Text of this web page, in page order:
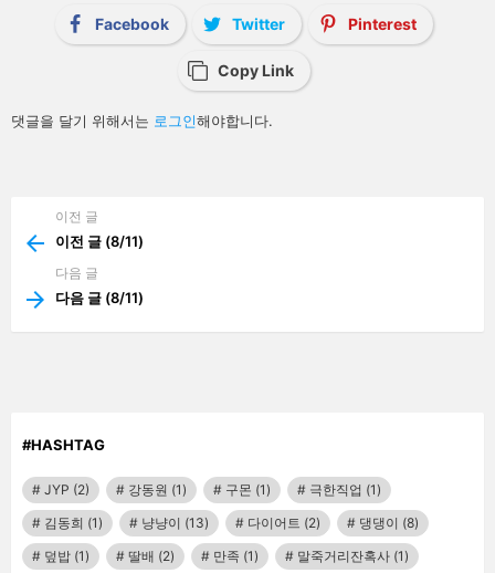
Facebook Twitter Pinterest
Copy Link
답
글
댓글을 달기 위해서는 로그인해야합니다.
more
이전 글
이전 글 (8/11)
다음 글
다음 글 (8/11)
#HASHTAG
JYP (2) 강동원 (1) 구몬 (1) 극한직업 (1)
김동희 (1) 냥냥이 (13) 다이어트 (2) 댕댕이 (8)
덮밥 (1) 딸배 (2) 만족 (1) 말죽거리잔혹사 (1)